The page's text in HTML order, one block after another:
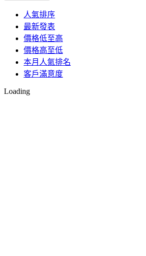
人氣排序
最新發表
價格低至高
價格高至低
本月人氣排名
客戶滿意度
Loading